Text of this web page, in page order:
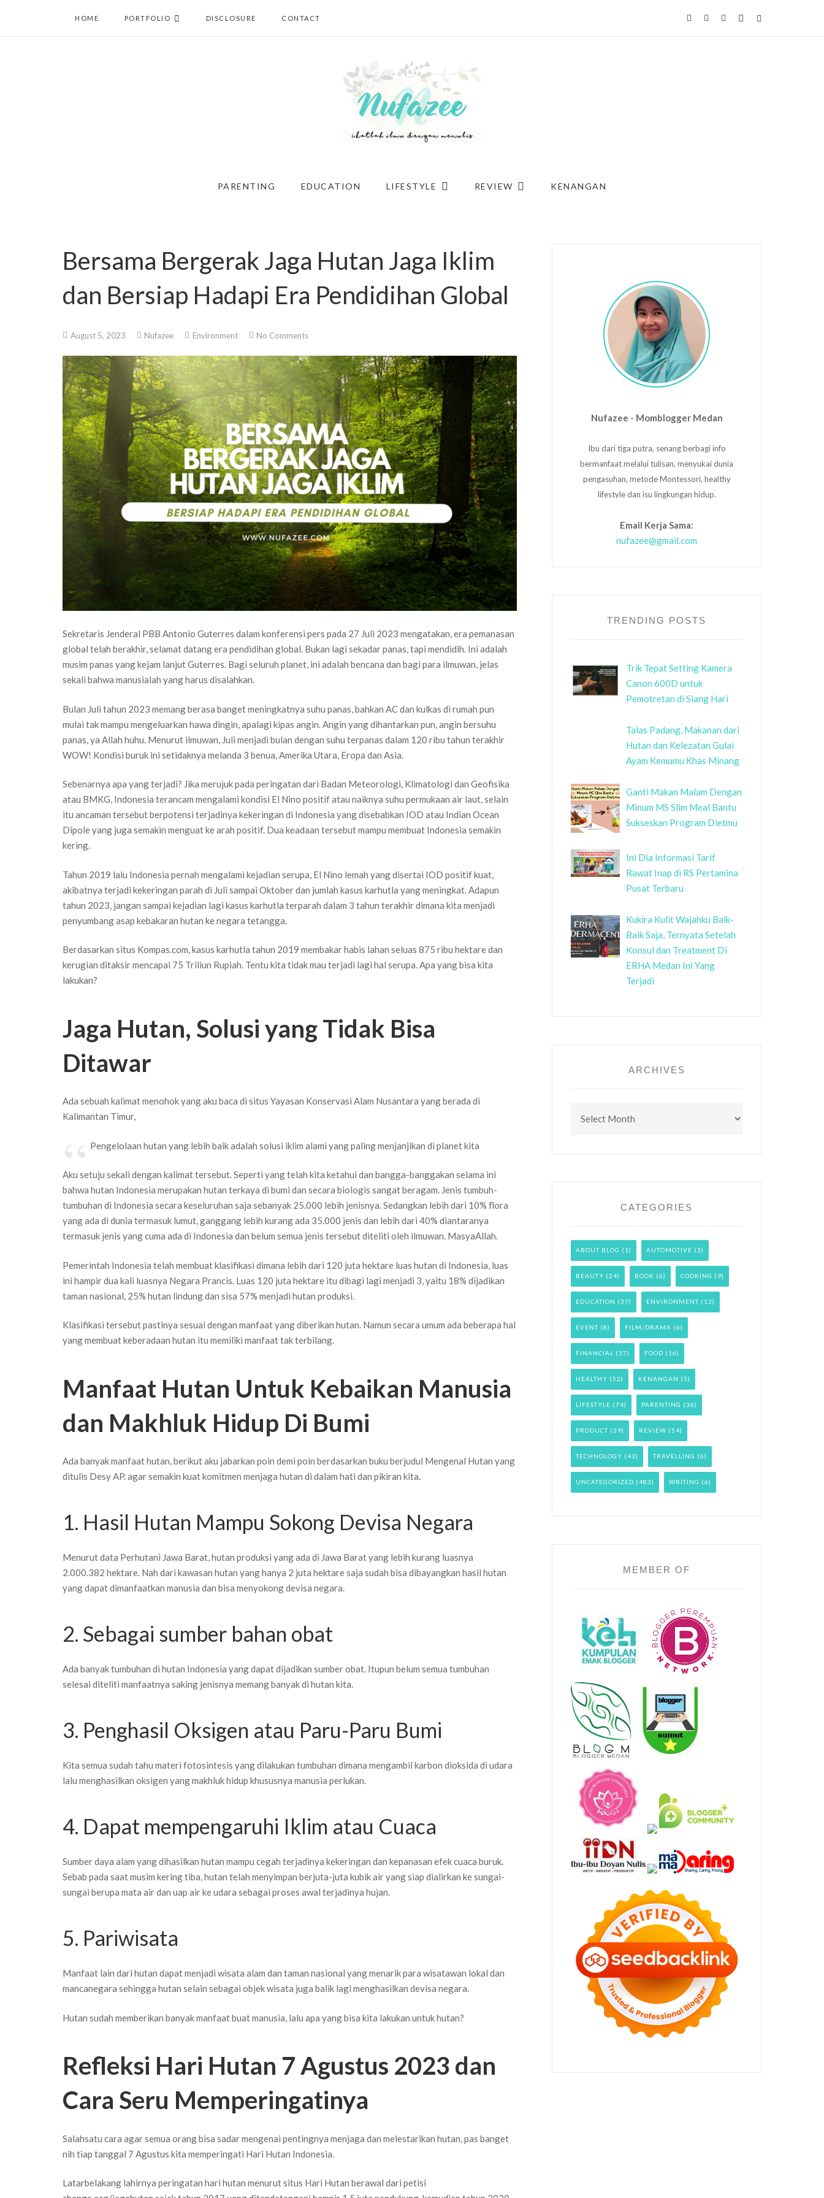
HOME PORTFOLIO DISCLOSURE CONTACT
PARENTING EDUCATION LIFESTYLE REVIEW KENANGAN
Bersama Bergerak Jaga Hutan Jaga Iklim
dan Bersiap Hadapi Era Pendidihan Global
August 5, 2023 Nufazee Environment No Comments
Sekretaris Jenderal PBB Antonio Guterres dalam konferensi pers pada 27 Juli 2023 mengatakan, era pemanasan
global telah berakhir, selamat datang era pendidihan global. Bukan lagi sekadar panas, tapi mendidih. Ini adalah
musim panas yang kejam lanjut Guterres. Bagi seluruh planet, ini adalah bencana dan bagi para ilmuwan, jelas
sekali bahwa manusialah yang harus disalahkan.
Bulan Juli tahun 2023 memang berasa banget meningkatnya suhu panas, bahkan AC dan kulkas di rumah pun
mulai tak mampu mengeluarkan hawa dingin, apalagi kipas angin. Angin yang dihantarkan pun, angin bersuhu
panas, ya Allah huhu. Menurut ilmuwan, Juli menjadi bulan dengan suhu terpanas dalam 120 ribu tahun terakhir
WOW! Kondisi buruk ini setidaknya melanda 3 benua, Amerika Utara, Eropa dan Asia.
Sebenarnya apa yang terjadi? Jika merujuk pada peringatan dari Badan Meteorologi, Klimatologi dan Geofisika
atau BMKG, Indonesia terancam mengalami kondisi El Nino positif atau naiknya suhu permukaan air laut, selain
itu ancaman tersebut berpotensi terjadinya kekeringan di Indonesia yang disebabkan IOD atau Indian Ocean
Dipole yang juga semakin menguat ke arah positif. Dua keadaan tersebut mampu membuat Indonesia semakin
kering.
Tahun 2019 lalu Indonesia pernah mengalami kejadian serupa, El Nino lemah yang disertai IOD positif kuat,
akibatnya terjadi kekeringan parah di Juli sampai Oktober dan jumlah kasus karhutla yang meningkat. Adapun
tahun 2023, jangan sampai kejadian lagi kasus karhutla terparah dalam 3 tahun terakhir dimana kita menjadi
penyumbang asap kebakaran hutan ke negara tetangga.
Berdasarkan situs Kompas.com, kasus karhutla tahun 2019 membakar habis lahan seluas 875 ribu hektare dan
kerugian ditaksir mencapai 75 Triliun Rupiah. Tentu kita tidak mau terjadi lagi hal serupa. Apa yang bisa kita
lakukan?
Jaga Hutan, Solusi yang Tidak Bisa
Ditawar
Ada sebuah kalimat menohok yang aku baca di situs Yayasan Konservasi Alam Nusantara yang berada di
Kalimantan Timur,
Pengelolaan hutan yang lebih baik adalah solusi iklim alami yang paling menjanjikan di planet kita
Aku setuju sekali dengan kalimat tersebut. Seperti yang telah kita ketahui dan bangga-banggakan selama ini
bahwa hutan Indonesia merupakan hutan terkaya di bumi dan secara biologis sangat beragam. Jenis tumbuh-
tumbuhan di Indonesia secara keseluruhan saja sebanyak 25.000 lebih jenisnya. Sedangkan lebih dari 10% flora
yang ada di dunia termasuk lumut, ganggang lebih kurang ada 35.000 jenis dan lebih dari 40% diantaranya
termasuk jenis yang cuma ada di Indonesia dan belum semua jenis tersebut diteliti oleh ilmuwan. MasyaAllah.
Pemerintah Indonesia telah membuat klasifikasi dimana lebih dari 120 juta hektare luas hutan di Indonesia, luas
ini hampir dua kali luasnya Negara Prancis. Luas 120 juta hektare itu dibagi lagi menjadi 3, yaitu 18% dijadikan
taman nasional, 25% hutan lindung dan sisa 57% menjadi hutan produksi.
Klasifikasi tersebut pastinya sesuai dengan manfaat yang diberikan hutan. Namun secara umum ada beberapa hal
yang membuat keberadaan hutan itu memiliki manfaat tak terbilang.
Manfaat Hutan Untuk Kebaikan Manusia
dan Makhluk Hidup Di Bumi
Ada banyak manfaat hutan, berikut aku jabarkan poin demi poin berdasarkan buku berjudul Mengenal Hutan yang
ditulis Desy AP. agar semakin kuat komitmen menjaga hutan di dalam hati dan pikiran kita.
1. Hasil Hutan Mampu Sokong Devisa Negara
Menurut data Perhutani Jawa Barat, hutan produksi yang ada di Jawa Barat yang lebih kurang luasnya
2.000.382 hektare. Nah dari kawasan hutan yang hanya 2 juta hektare saja sudah bisa dibayangkan hasil hutan
yang dapat dimanfaatkan manusia dan bisa menyokong devisa negara.
2. Sebagai sumber bahan obat
Ada banyak tumbuhan di hutan Indonesia yang dapat dijadikan sumber obat. Itupun belum semua tumbuhan
selesai diteliti manfaatnya saking jenisnya memang banyak di hutan kita.
3. Penghasil Oksigen atau Paru-Paru Bumi
Kita semua sudah tahu materi fotosintesis yang dilakukan tumbuhan dimana mengambil karbon dioksida di udara
lalu menghasilkan oksigen yang makhluk hidup khususnya manusia perlukan.
4. Dapat mempengaruhi Iklim atau Cuaca
Sumber daya alam yang dihasilkan hutan mampu cegah terjadinya kekeringan dan kepanasan efek cuaca buruk.
Sebab pada saat musim kering tiba, hutan telah menyimpan berjuta-juta kubik air yang siap dialirkan ke sungai-
sungai berupa mata air dan uap air ke udara sebagai proses awal terjadinya hujan.
5. Pariwisata
Manfaat lain dari hutan dapat menjadi wisata alam dan taman nasional yang menarik para wisatawan lokal dan
mancanegara sehingga hutan selain sebagai objek wisata juga balik lagi menghasilkan devisa negara.
Hutan sudah memberikan banyak manfaat buat manusia, lalu apa yang bisa kita lakukan untuk hutan?
Refleksi Hari Hutan 7 Agustus 2023 dan
Cara Seru Memperingatinya
Salahsatu cara agar semua orang bisa sadar mengenai pentingnya menjaga dan melestarikan hutan, pas banget
nih tiap tanggal 7 Agustus kita memperingati Hari Hutan Indonesia.
Latarbelakang lahirnya peringatan hari hutan menurut situs Hari Hutan berawal dari petisi
Nufazee - Momblogger Medan
Ibu dari tiga putra, senang berbagi info
bermanfaat melalui tulisan, menyukai dunia
pengasuhan, metode Montessori, healthy
lifestyle dan isu lingkungan hidup.
Email Kerja Sama:
nufazee@gmail.com
TRENDING POSTS
Trik Tepat Setting Kamera
Canon 600D untuk
Pemotretan di Siang Hari
Talas Padang, Makanan dari
Hutan dan Kelezatan Gulai
Ayam Kemumu Khas Minang
Ganti Makan Malam Dengan
Minum MS Slim Meal Bantu
Sukseskan Program Dietmu
Ini Dia Informasi Tarif
Rawat Inap di RS Pertamina
Pusat Terbaru
Kukira Kulit Wajahku Baik-
Baik Saja, Ternyata Setelah
Konsul dan Treatment Di
ERHA Medan Ini Yang
Terjadi
ARCHIVES
CATEGORIES
ABOUT BLOG (1) AUTOMOTIVE (3)
BEAUTY (24) BOOK (6) COOKING (9)
EDUCATION (37) ENVIRONMENT (13)
EVENT (8) FILM/DRAMA (6)
FINANCIAL (37) FOOD (16)
HEALTHY (52) KENANGAN (5)
LIFESTYLE (74) PARENTING (36)
PRODUCT (39) REVIEW (54)
TECHNOLOGY (43) TRAVELLING (6)
UNCATEGORIZED (483) WRITING (6)
MEMBER OF